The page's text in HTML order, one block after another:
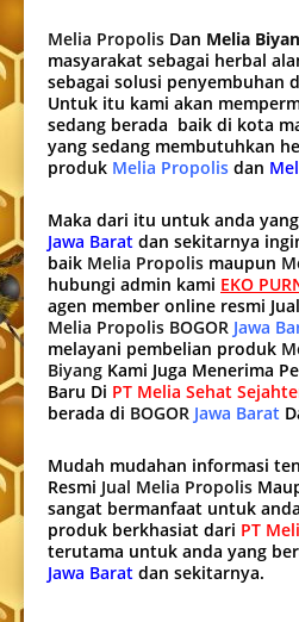
Melia Propolis Dan Melia
masyarakat sebagai herbal
sebagai solusi penyembuhan
Untuk itu kami akan
sedang berada baik di kota
yang sedang membutuhkan
produk Melia Propolis dan
Maka dari itu untuk anda
Jawa Barat dan sekitarnya
baik Melia Propolis maupun
hubungi admin kami EKO
agen member online resmi Jual
Melia Propolis BOGOR Jawa
melayani pembelian produk
Biyang Kami Juga Menerima
Baru Di PT Melia Sehat
berada di BOGOR Jawa Barat
Mudah mudahan informasi
Resmi Jual Melia Propolis
sangat bermanfaat untuk
produk berkhasiat dari PT
terutama untuk anda yang
Jawa Barat dan sekitarnya.